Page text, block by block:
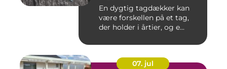
En dygtig tagdækker kan
være forskellen på et tag,
der holder i årtier, og e...
07. jul